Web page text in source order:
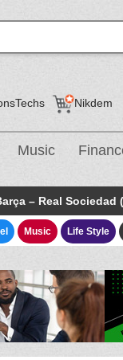
Nikdem
Music
– Real Sociedad
Music Life Style